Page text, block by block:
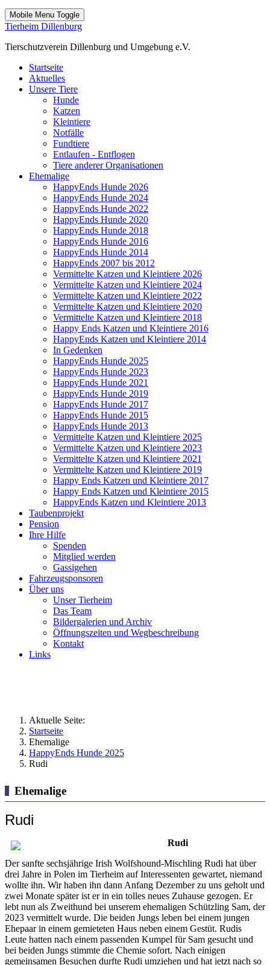
Mobile Menu Toggle
Tierheim Dillenburg
Tierschutzverein Dillenburg und Umgebung e.V.
Startseite
Aktuelles
Unsere Tiere
Hunde
Katzen
Kleintiere
Notfälle
Fundtiere
Entlaufen - Entflogen
Tiere anderer Organisationen
Ehemalige
HappyEnds Hunde 2026
HappyEnds Hunde 2024
HappyEnds Hunde 2022
HappyEnds Hunde 2020
HappyEnds Hunde 2018
HappyEnds Hunde 2016
HappyEnds Hunde 2014
HappyEnds 2007 bis 2012
Vermittelte Katzen und Kleintiere 2026
Vermittelte Katzen und Kleintiere 2024
Vermittelte Katzen und Kleintiere 2022
Vermittelte Katzen und Kleintiere 2020
Vermittelte Katzen und Kleintiere 2018
Happy Ends Katzen und Kleintiere 2016
HappyEnds Katzen und Kleintiere 2014
In Gedenken
HappyEnds Hunde 2025
HappyEnds Hunde 2023
HappyEnds Hunde 2021
HappyEnds Hunde 2019
HappyEnds Hunde 2017
HappyEnds Hunde 2015
HappyEnds Hunde 2013
Vermittelte Katzen und Kleintiere 2025
Vermittelte Katzen und Kleintiere 2023
Vermittelte Katzen und Kleintiere 2021
Vermittelte Katzen und Kleintiere 2019
Happy Ends Katzen und Kleintiere 2017
Happy Ends Katzen und Kleintiere 2015
HappyEnds Katzen und Kleintiere 2013
Taubenprojekt
Pension
Ihre Hilfe
Spenden
Mitglied werden
Gassigehen
Fahrzeugsponsoren
Über uns
Unser Tierheim
Das Team
Bildergalerien und Archiv
Öffnungszeiten und Wegbeschreibung
Kontakt
Links
Aktuelle Seite:
Startseite
Ehemalige
HappyEnds Hunde 2025
Rudi
Ehemalige
Rudi
Rudi
Der sanfte sechsjährige Irish Wolfshound-Mischling Rudi hat über
drei Jahre in Polen im Tierheim auf Interessenten gewartet, niemand
wollte ihn. Wir haben ihn dann Anfang Dezember zu uns geholt und
zwei Monate später ist er in ein tolles neues Zuhause gezogen. Er
lebt nun als Zweithund bei unserem ehemaligen Schützling Sam, der
2023 vermittelt wurde. Die beiden Jungs leben bei einem jungen
Ehepaar in einem gemieteten Haus neben einem Gestüt. Rudis
Leute hatten nach einem passenden Kumpel für Sam gesucht und
bei beiden Jungs stimmte die Chemie sofort. Nach einigen
gemeinsamen Besuchen durfte Rudi umziehen und hat jetzt nach so